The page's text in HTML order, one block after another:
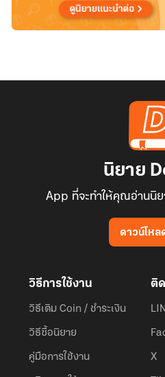
นิยาย
App ที่จะทำให้คุณอ่านนิย
ดาวน์โหล
วิธีการใช้งาน
วิธีเติม Coin / ชำระเงิน
วิธีซื้อนิยาย
คู่มือการใช้งาน
ติ
X